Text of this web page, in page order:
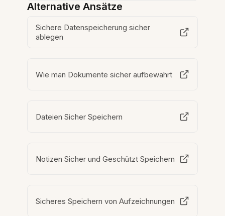
Alternative Ansätze
Sichere Datenspeicherung sicher
ablegen
Wie man Dokumente sicher aufbewahrt
Dateien Sicher Speichern
Notizen Sicher und Geschützt Speichern
Sicheres Speichern von Aufzeichnungen